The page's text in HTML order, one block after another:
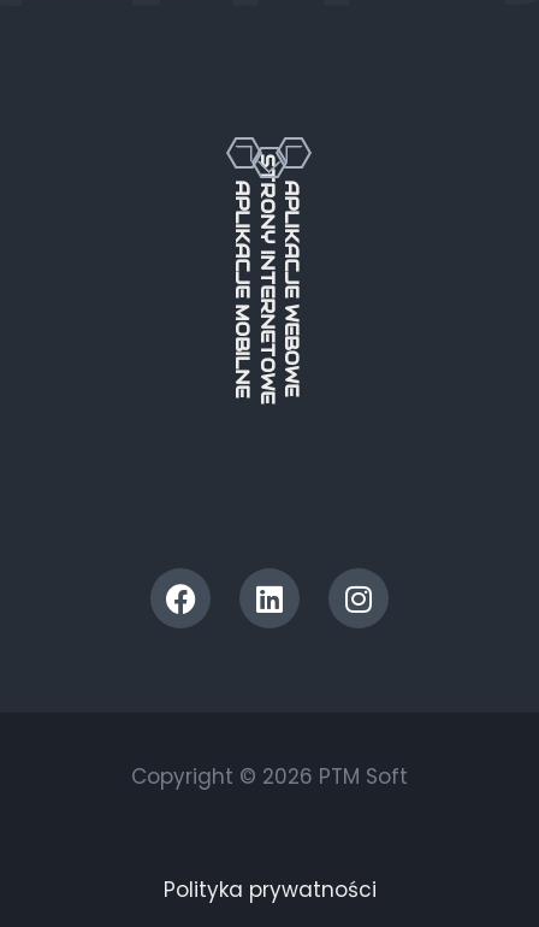
APLIKACJE MOBILNESTRONY INTERNETOWEAPLIKACJE WEBOWE
Copyright © 2026 PTM Soft
Polityka prywatności